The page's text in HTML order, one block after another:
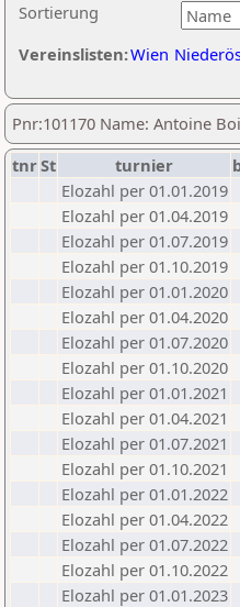
Sortierung
Vereinslisten:Wien
Pnr:101170 Name: Antoine
tnrSt turnier
Elozahl per 01.01.2019
Elozahl per 01.04.2019
Elozahl per 01.07.2019
Elozahl per 01.10.2019
Elozahl per 01.01.2020
Elozahl per 01.04.2020
Elozahl per 01.07.2020
Elozahl per 01.10.2020
Elozahl per 01.01.2021
Elozahl per 01.04.2021
Elozahl per 01.07.2021
Elozahl per 01.10.2021
Elozahl per 01.01.2022
Elozahl per 01.04.2022
Elozahl per 01.07.2022
Elozahl per 01.10.2022
Elozahl per 01.01.2023